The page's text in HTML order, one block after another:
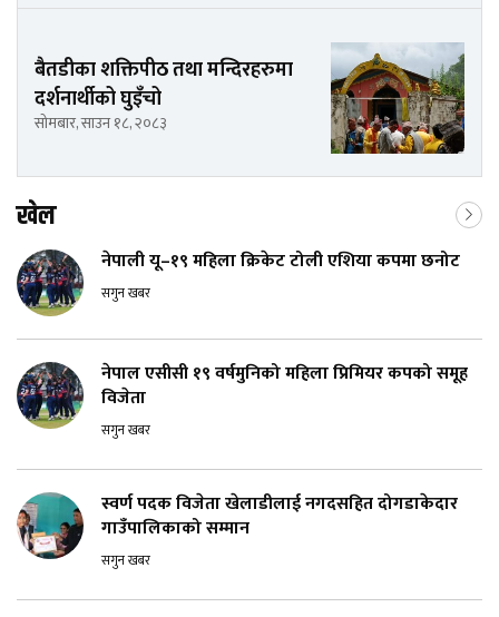
बैतडीका शक्तिपीठ तथा मन्दिरहरुमा
दर्शनार्थीको घुइँचो
सोमबार, साउन १८, २०८३
खेल
नेपाली यू–१९ महिला क्रिकेट टोली एशिया कपमा छनोट
सगुन खबर
नेपाल एसीसी १९ वर्षमुनिको महिला प्रिमियर कपको समूह
विजेता
सगुन खबर
स्वर्ण पदक विजेता खेलाडीलाई नगदसहित दोगडाकेदार
गाउँपालिकाको सम्मान
सगुन खबर